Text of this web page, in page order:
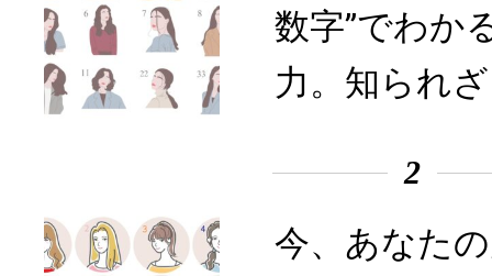
数字”でわか
力。知られ
2
今、あなた